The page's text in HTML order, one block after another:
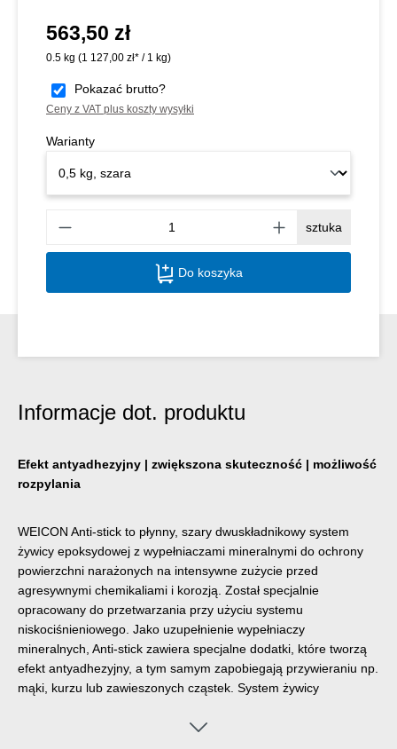
Cena regularna:
563,50 zł
0.5 kg (1 127,00 zł* / 1 kg)
Pokazać brutto?
Ceny z VAT plus koszty wysyłki
Warianty
sztuka
Do koszyka
Informacje dot. produktu
Efekt antyadhezyjny | zwiększona skuteczność | możliwość
rozpylania
WEICON Anti-stick to płynny, szary dwuskładnikowy system
żywicy epoksydowej z wypełniaczami mineralnymi do ochrony
powierzchni narażonych na intensywne zużycie przed
agresywnymi chemikaliami i korozją. Został specjalnie
opracowany do przetwarzania przy użyciu systemu
niskociśnieniowego. Jako uzupełnienie wypełniaczy
mineralnych, Anti-stick zawiera specjalne dodatki, które tworzą
efekt antyadhezyjny, a tym samym zapobiegają przywieraniu np.
mąki, kurzu lub zawieszonych cząstek. System żywicy
do +120 °C. Nie zawiera rozpuszczalników i utwardza się prawie